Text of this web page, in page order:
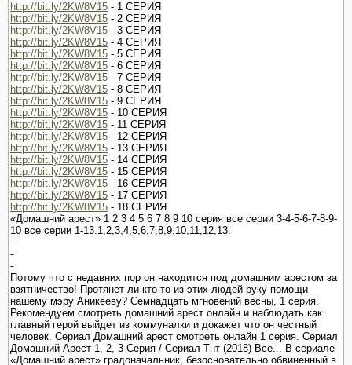
http://bit.ly/2KW8V15 - 1 СЕРИЯ
http://bit.ly/2KW8V15 - 2 СЕРИЯ
http://bit.ly/2KW8V15 - 3 СЕРИЯ
http://bit.ly/2KW8V15 - 4 СЕРИЯ
http://bit.ly/2KW8V15 - 5 СЕРИЯ
http://bit.ly/2KW8V15 - 6 СЕРИЯ
http://bit.ly/2KW8V15 - 7 СЕРИЯ
http://bit.ly/2KW8V15 - 8 СЕРИЯ
http://bit.ly/2KW8V15 - 9 СЕРИЯ
http://bit.ly/2KW8V15 - 10 СЕРИЯ
http://bit.ly/2KW8V15 - 11 СЕРИЯ
http://bit.ly/2KW8V15 - 12 СЕРИЯ
http://bit.ly/2KW8V15 - 13 СЕРИЯ
http://bit.ly/2KW8V15 - 14 СЕРИЯ
http://bit.ly/2KW8V15 - 15 СЕРИЯ
http://bit.ly/2KW8V15 - 16 СЕРИЯ
http://bit.ly/2KW8V15 - 17 СЕРИЯ
http://bit.ly/2KW8V15 - 18 СЕРИЯ
«Домашний арест» 1 2 3 4 5 6 7 8 9 10 серия все серии 3-4-5-6-7-8-9-
10 все серии 1-13.1,2,3,4,5,6,7,8,9,10,11,12,13.
-
-
-
Потому что с недавних пор он находится под домашним арестом за
взятничество! Протянет ли кто-то из этих людей руку помощи
нашему мэру Аникееву? Семнадцать мгновений весны, 1 серия.
Рекомендуем смотреть домашний арест онлайн и наблюдать как
главный герой выйдет из коммуналки и докажет что он честный
человек. Сериал Домашний арест смотреть онлайн 1 серия. Сериал
Домашний Арест 1, 2, 3 Серия / Cериал Тнт (2018) Все... В сериале
«Домашний арест» градоначальник, безосновательно обвиненный в